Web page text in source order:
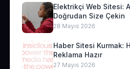
Elektrikçi Web Sitesi:
Doğrudan Size Çekin
28 Mayıs 2026
Haber Sitesi Kurmak:
Reklama Hazır
27 Mayıs 2026